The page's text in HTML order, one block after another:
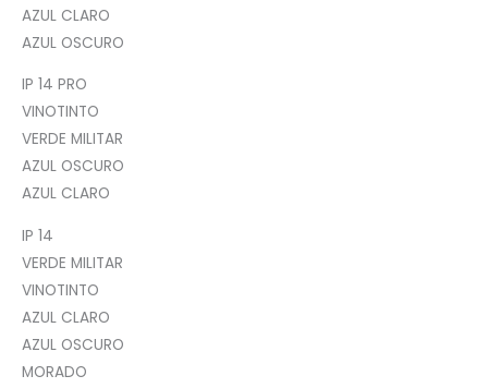
AZUL CLARO
AZUL OSCURO
IP 14 PRO
VINOTINTO
VERDE MILITAR
AZUL OSCURO
AZUL CLARO
IP 14
VERDE MILITAR
VINOTINTO
AZUL CLARO
AZUL OSCURO
MORADO